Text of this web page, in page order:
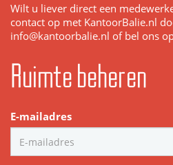
Wilt u liever direct een
contact op met KantoorBalie.nl
info@kantoorbalie.nl of bel ons
Ruimte beheren
E-mailadres